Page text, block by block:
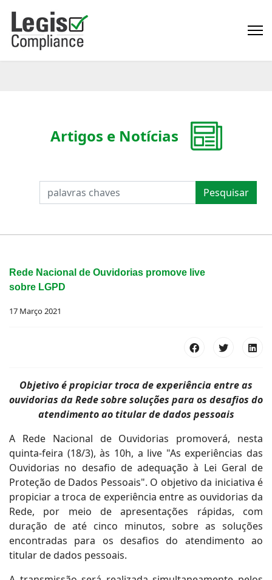
PESQUISAR Pesquisar
Artigos e Notícias
Rede Nacional de Ouvidorias promove live
sobre LGPD
17 Março 2021
Objetivo é propiciar troca de experiência entre as
ouvidorias da Rede sobre soluções para os desafios do
atendimento ao titular de dados pessoais
A Rede Nacional de Ouvidorias promoverá, nesta
quinta-feira (18/3), às 10h, a live "As experiências das
Ouvidorias no desafio de adequação à Lei Geral de
Proteção de Dados Pessoais". O objetivo da iniciativa é
propiciar a troca de experiência entre as ouvidorias da
Rede, por meio de apresentações rápidas, com
duração de até cinco minutos, sobre as soluções
encontradas para os desafios do atendimento ao
titular de dados pessoais.